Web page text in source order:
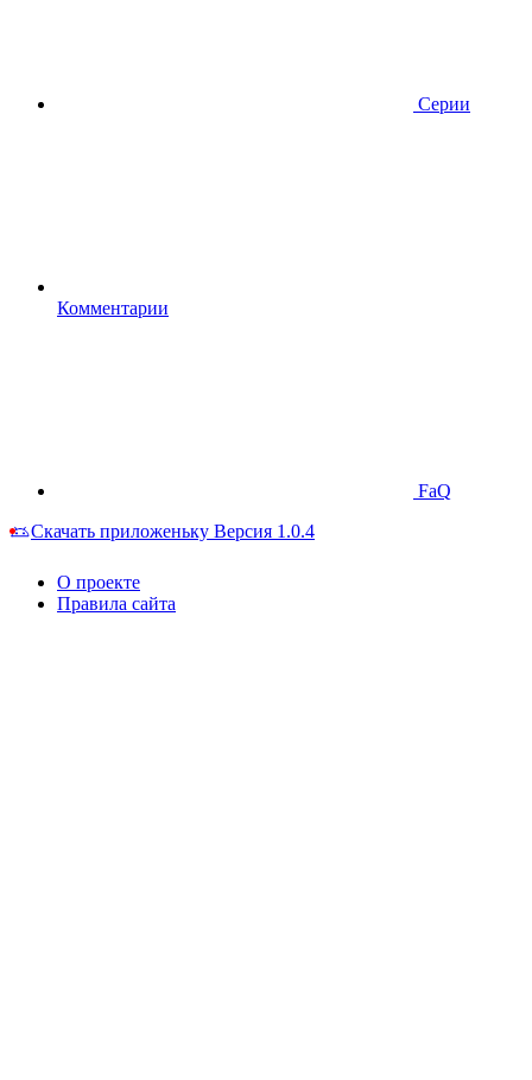
Серии
Комментарии
FaQ
Скачать приложеньку Версия 1.0.4
О проекте
Правила сайта